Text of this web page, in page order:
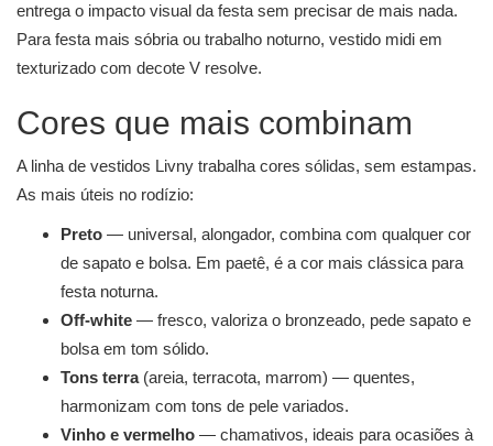
entrega o impacto visual da festa sem precisar de mais nada.
Para festa mais sóbria ou trabalho noturno, vestido midi em
texturizado com decote V resolve.
Cores que mais combinam
A linha de vestidos Livny trabalha cores sólidas, sem estampas.
As mais úteis no rodízio:
Preto — universal, alongador, combina com qualquer cor
de sapato e bolsa. Em paetê, é a cor mais clássica para
festa noturna.
Off-white — fresco, valoriza o bronzeado, pede sapato e
bolsa em tom sólido.
Tons terra(areia, terracota, marrom) — quentes,
harmonizam com tons de pele variados.
Vinho e vermelho — chamativos, ideais para ocasiões à